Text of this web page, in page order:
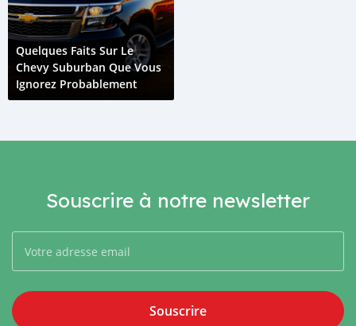
Quelques Faits Sur Le
Chevy Suburban Que Vous
Ignorez Probablement
Souscrire à notre newsletter
Souscrire